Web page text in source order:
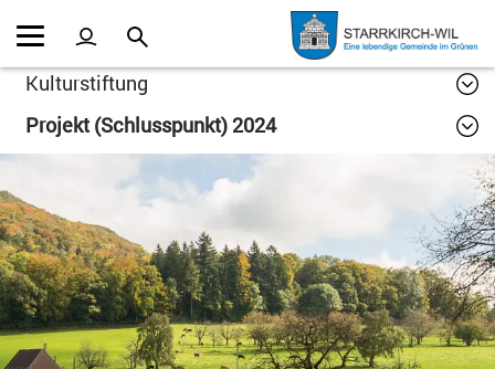
Kopfzeile
Inhalt
Kulturstiftung
Projekt (Schlusspunkt) 2024